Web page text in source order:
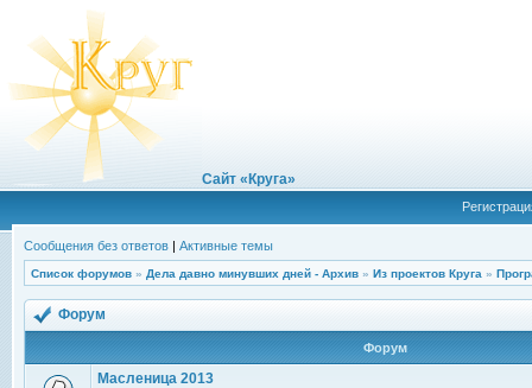
Сайт «Круга»
Сообщения без ответов | Активные темы
Список форумов » Дела давно минувших дней - Архив » Из проектов Круга »
Форум
Форум
Масленица 2013